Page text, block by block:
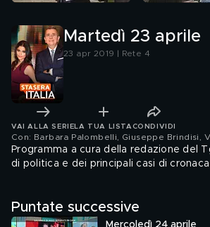
Martedì 23 aprile
23 apr 2019 | Rete 4
VAI ALLA SERIE LA TUA LISTA CONDIVIDI
Con: Barbara Palombelli, Giuseppe Brindisi,
Programma a cura della redazione del
di politica e dei principali casi di
Puntate successive
Mercoledì 24 aprile